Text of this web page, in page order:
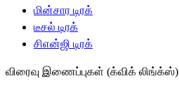
மின்சார டிரக்
டீசல் டிரக்
சிஎன்ஜி டிரக்
விரைவு இணைப்புகள் (க்விக் லிங்க்ஸ்)